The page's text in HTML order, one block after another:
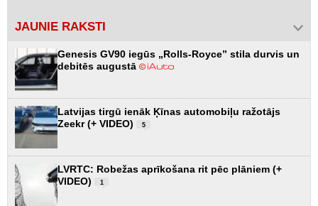
JAUNIE RAKSTI
Genesis GV90 iegūs „Rolls-Royce” stila durvis un
debitēs augustā
Latvijas tirgū ienāk Ķīnas automobiļu ražotājs
Zeekr (+ VIDEO)
5
LVRTC: Robežas aprīkošana rit pēc plāniem (+
VIDEO)
1